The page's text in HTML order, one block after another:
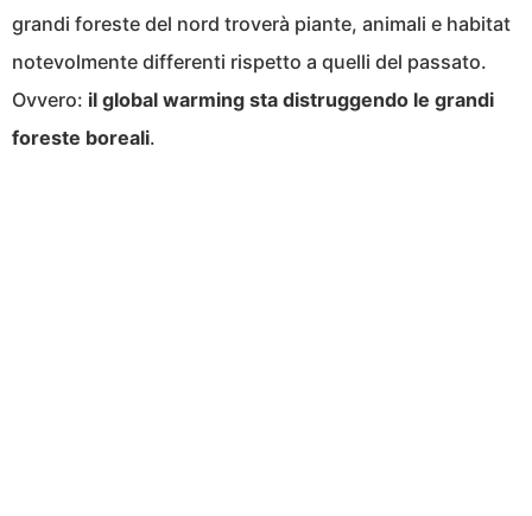
grandi foreste del nord troverà piante, animali e habitat
notevolmente differenti rispetto a quelli del passato.
Ovvero: il global warming sta distruggendo le grandi
foreste boreali.